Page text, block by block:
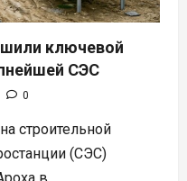
ключевой
СЭС
0
строительной
(СЭС)
в